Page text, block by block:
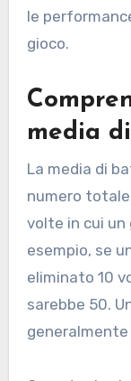
le
gioco.
media
La media di
numero
volte in cui
esempio, se
eliminato 10
sarebbe 50.